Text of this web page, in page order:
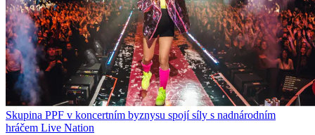
Skupina PPF v koncertním byznysu spojí síly s nadnárodním
hráčem Live Nation